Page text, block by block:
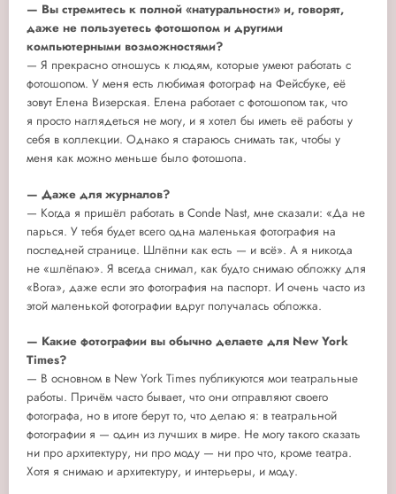
— Вы стремитесь к полной «натуральности» и, говорят,
даже не пользуетесь фотошопом и другими
компьютерными возможностями?
— Я прекрасно отношусь к людям, которые умеют работать с
фотошопом. У меня есть любимая фотограф на Фейсбуке, её
зовут Елена Визерская. Елена работает с фотошопом так, что
я просто наглядеться не могу, и я хотел бы иметь её работы у
себя в коллекции. Однако я стараюсь снимать так, чтобы у
меня как можно меньше было фотошопа.
— Даже для журналов?
— Когда я пришёл работать в Conde Nast, мне сказали: «Да не
парься. У тебя будет всего одна маленькая фотография на
последней странице. Шлёпни как есть — и всё». А я никогда
не «шлёпаю». Я всегда снимал, как будто снимаю обложку для
«Вога», даже если это фотография на паспорт. И очень часто из
этой маленькой фотографии вдруг получалась обложка.
— Какие фотографии вы обычно делаете для New York
Times?
— В основном в New York Times публикуются мои театральные
работы. Причём часто бывает, что они отправляют своего
фотографа, но в итоге берут то, что делаю я: в театральной
фотографии я — один из лучших в мире. Не могу такого сказать
ни про архитектуру, ни про моду — ни про что, кроме театра.
Хотя я снимаю и архитектуру, и интерьеры, и моду.